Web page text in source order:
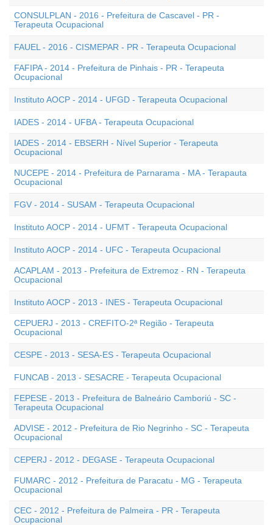
CONSULPLAN - 2016 - Prefeitura de Cascavel - PR -
Terapeuta Ocupacional
FAUEL - 2016 - CISMEPAR - PR - Terapeuta Ocupacional
FAFIPA - 2014 - Prefeitura de Pinhais - PR - Terapeuta
Ocupacional
Instituto AOCP - 2014 - UFGD - Terapeuta Ocupacional
IADES - 2014 - UFBA - Terapeuta Ocupacional
IADES - 2014 - EBSERH - Nível Superior - Terapeuta
Ocupacional
NUCEPE - 2014 - Prefeitura de Parnarama - MA - Terapauta
Ocupacional
FGV - 2014 - SUSAM - Terapeuta Ocupacional
Instituto AOCP - 2014 - UFMT - Terapeuta Ocupacional
Instituto AOCP - 2014 - UFC - Terapeuta Ocupacional
ACAPLAM - 2013 - Prefeitura de Extremoz - RN - Terapeuta
Ocupacional
Instituto AOCP - 2013 - INES - Terapeuta Ocupacional
CEPUERJ - 2013 - CREFITO-2ª Região - Terapeuta
Ocupacional
CESPE - 2013 - SESA-ES - Terapeuta Ocupacional
FUNCAB - 2013 - SESACRE - Terapeuta Ocupacional
FEPESE - 2013 - Prefeitura de Balneário Camboriú - SC -
Terapeuta Ocupacional
ADVISE - 2012 - Prefeitura de Rio Negrinho - SC - Terapeuta
Ocupacional
CEPERJ - 2012 - DEGASE - Terapeuta Ocupacional
FUMARC - 2012 - Prefeitura de Paracatu - MG - Terapeuta
Ocupacional
CEC - 2012 - Prefeitura de Palmeira - PR - Terapeuta
Ocupacional